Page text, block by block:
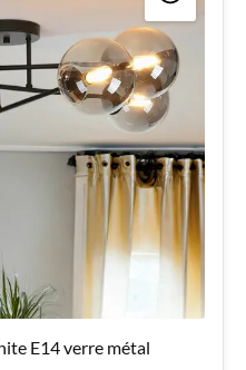
E14 verre métal